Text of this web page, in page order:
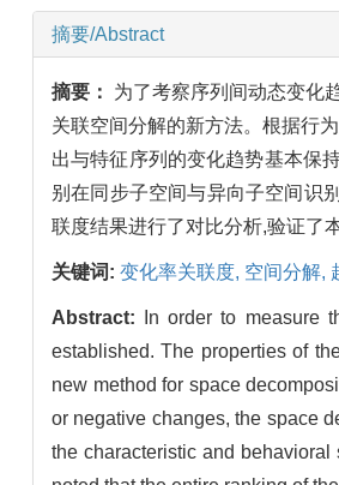
摘要/Abstract
摘要： 为了考察序列间动态变化
关联空间分解的新方法。根据行
出与特征序列的变化趋势基本保
别在同步子空间与异向子空间识
联度结果进行了对比分析,验证了
关键词: 变化率关联度, 空间分解,
Abstract:
In order to measure
established. The properties of
new method for space
or negative changes, the space
the characteristic and